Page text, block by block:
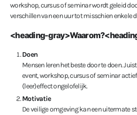
workshop, cursus of seminar wordt geleid
verschillen van een uur tot misschien enkele
<heading-
Doen
Mensen leren het beste door te doen.
event, workshop, cursus of seminar
(leer)effect ongelofelijk.
Motivatie
De veilige omgeving kan een uitermate